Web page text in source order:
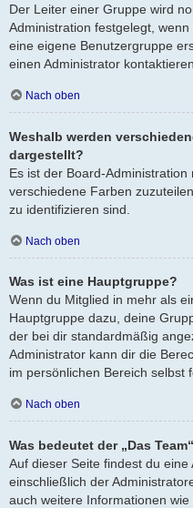
Der Leiter einer Gruppe wird
Administration festgelegt,
eine eigene Benutzergruppe
einen Administrator kontaktieren.
Nach oben
Weshalb werden
dargestellt?
Es ist der Board-
verschiedene Farben
zu identifizieren sind.
Nach oben
Was ist eine Hauptgruppe?
Wenn du Mitglied in mehr als
Hauptgruppe dazu, deine
der bei dir standardmäßig
Administrator kann dir die
im persönlichen Bereich selbst
Nach oben
Was bedeutet der „Das
Auf dieser Seite findest du eine
einschließlich der
auch weitere Informationen